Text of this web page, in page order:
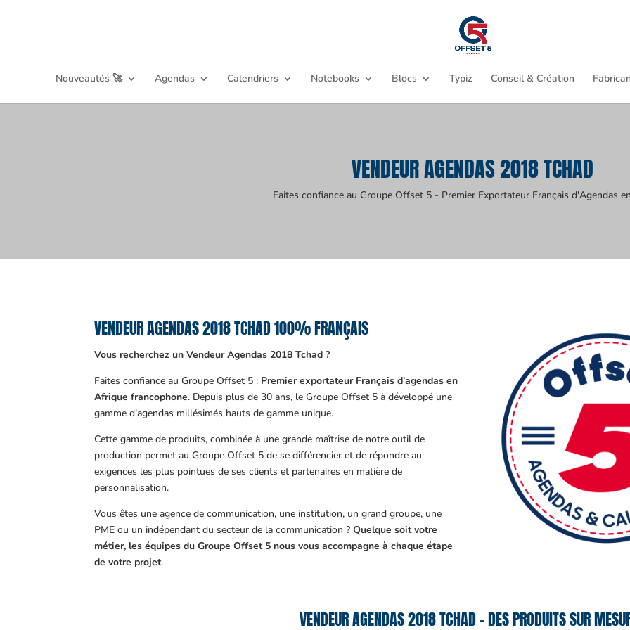
Nouveautés 🚀 Agendas Calendriers Notebooks Blocs Typiz Conseil & Création
VENDEUR AGENDAS 2018 TCHAD
Faites confiance au Groupe Offset 5 - Premier Exportateur Français d'Agendas
VENDEUR AGENDAS 2018 TCHAD 100% FRANÇAIS
Vous recherchez un Vendeur Agendas 2018 Tchad ?
Faites confiance au Groupe Offset 5 : Premier exportateur Français d’agendas en
Afrique francophone. Depuis plus de 30 ans, le Groupe Offset 5 à développé une
gamme d’agendas millésimés hauts de gamme unique.
Cette gamme de produits, combinée à une grande maîtrise de notre outil de
production permet au Groupe Offset 5 de se différencier et de répondre au
exigences les plus pointues de ses clients et partenaires en matière de
personnalisation.
Vous êtes une agence de communication, une institution, un grand groupe, une
PME ou un indépendant du secteur de la communication ?Quelque soit votre
métier, les équipes du Groupe Offset 5 nous vous accompagne à chaque étape
de votre projet.
VENDEUR AGENDAS 2018 TCHAD – DES PRODUITS SUR